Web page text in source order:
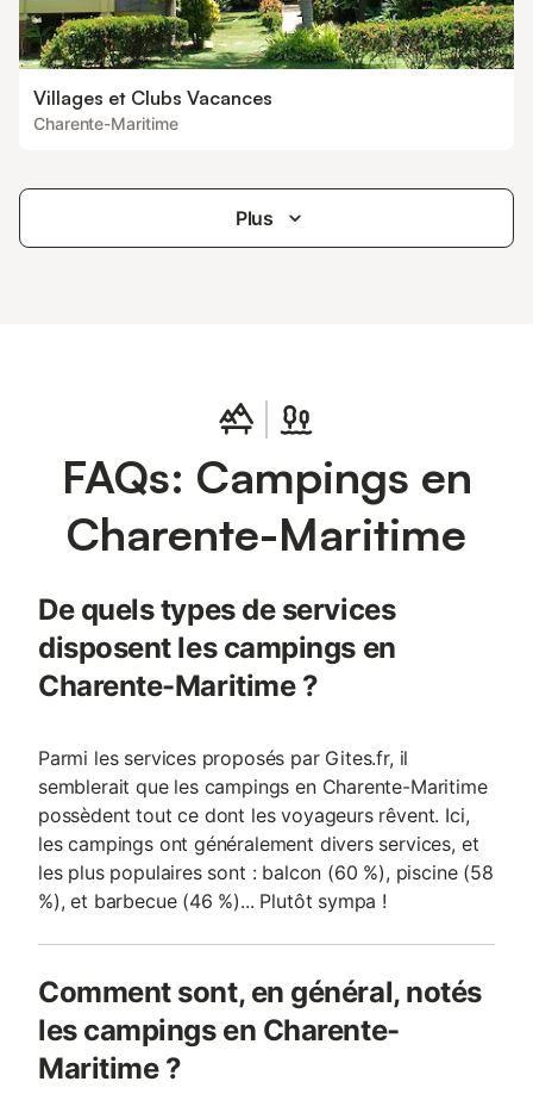
Villages et Clubs Vacances
Charente-Maritime
Plus
FAQs: Campings en
Charente-Maritime
De quels types de services
disposent les campings en
Charente-Maritime ?
Parmi les services proposés par Gites.fr, il
semblerait que les campings en Charente-Maritime
possèdent tout ce dont les voyageurs rêvent. Ici,
les campings ont généralement divers services, et
les plus populaires sont : balcon (60 %), piscine (58
%), et barbecue (46 %)... Plutôt sympa !
Comment sont, en général, notés
les campings en Charente-
Maritime ?